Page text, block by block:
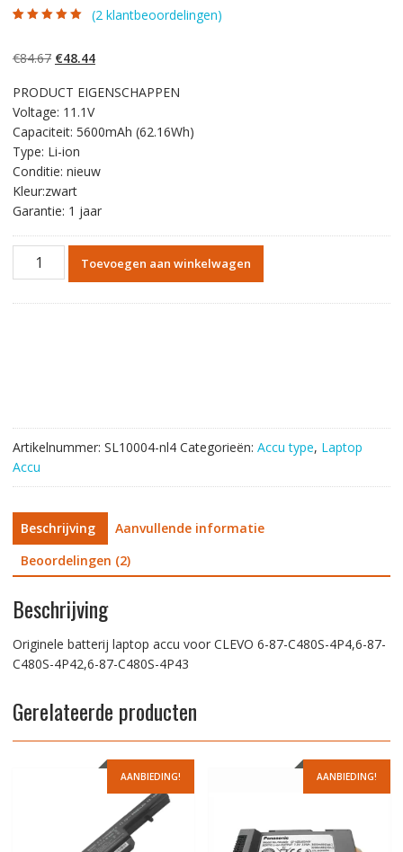
klantbeoordelinge
(2klantbeoordelingen)
€84.67 Oorspronkelijke
was:
€84.67.
€48.44Huidige
is:
€48.44.
PRODUCT EIGENSCHAPPEN
Voltage: 11.1V
Capaciteit: 5600mAh (62.16Wh)
Type: Li-ion
Conditie: nieuw
Kleur:zwart
Garantie: 1 jaar
Originele
batterij
4P4,6-
87-
C480S-
4P42,6-
87-
C480S-
4P43
aantal
Toevoegen aan winkelwagen
Artikelnummer: SL10004-nl4 Categorieën: Accu type, Laptop
Accu
Beschrijving
Aanvullende informatie
Beoordelingen (2)
Beschrijving
Originele batterij laptop accu voor CLEVO 6-87-C480S-4P4,6-87-
C480S-4P42,6-87-C480S-4P43
Gerelateerde producten
AANBIEDING! AANBIEDING!